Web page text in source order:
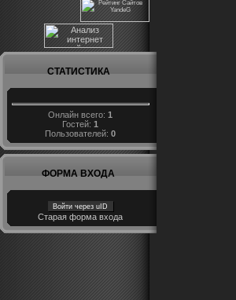
СТАТИСТИКА
Онлайн всего:1
Гостей:1
Пользователей:0
ФОРМА ВХОДА
Войти через uID
Старая форма входа